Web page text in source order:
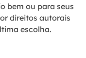
bem ou para seus
direitos autorais
escolha.